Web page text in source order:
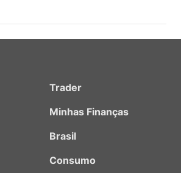
Trader
Minhas Finanças
Brasil
Consumo